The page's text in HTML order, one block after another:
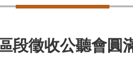
段徵收公聽會圓